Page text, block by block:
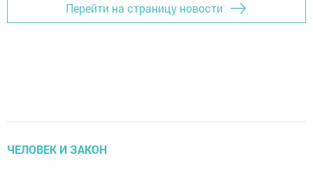
Перейти на страницу новости
ЧЕЛОВЕК И ЗАКОН